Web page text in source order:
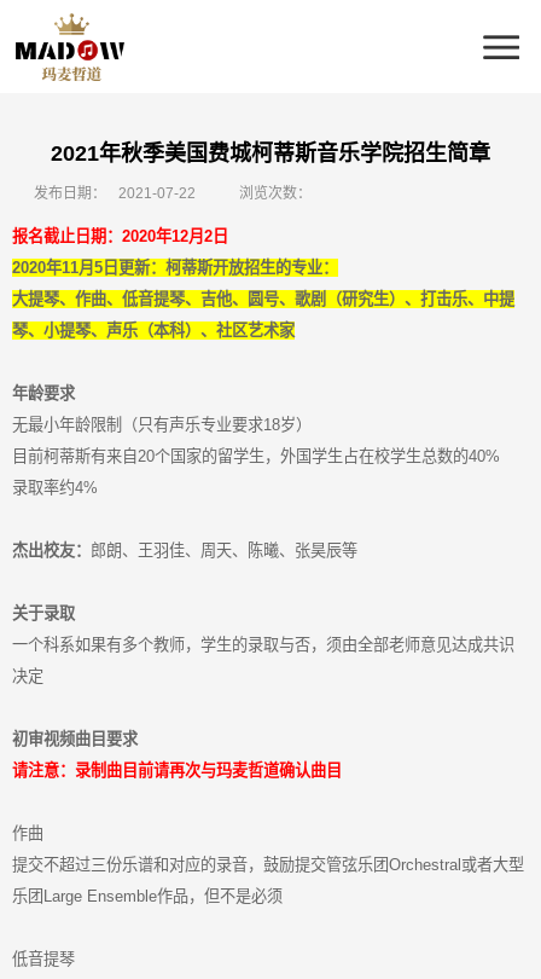
2021年秋季美国费城柯蒂斯音乐学院招生简章
发布日期： 2021-07-22 浏览次数：
报名截止日期：2020年12月2日
2020年11月5日更新：柯蒂斯开放招生的专业：
大提琴、作曲、低音提琴、吉他、圆号、歌剧（研究生）、打击乐、中提
琴、小提琴、声乐（本科）、社区艺术家
年龄要求
无最小年龄限制（只有声乐专业要求18岁）
目前柯蒂斯有来自20个国家的留学生，外国学生占在校学生总数的40%
录取率约4%
杰出校友： 郎朗、王羽佳、周天、陈曦、张昊辰等
关于录取
一个科系如果有多个教师，学生的录取与否，须由全部老师意见达成共识
决定
初审视频曲目要求
请注意：录制曲目前请再次与玛麦哲道确认曲目
作曲
提交不超过三份乐谱和对应的录音，鼓励提交管弦乐团Orchestral或者大型
乐团Large Ensemble作品，但不是必须
低音提琴